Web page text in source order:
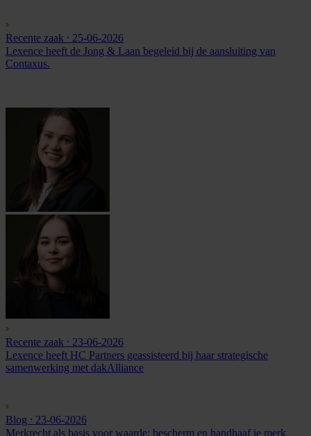
Recente zaak ⸱ 25-06-2026
Lexence heeft de Jong & Laan begeleid bij de aansluiting van
Contaxus.
Recente zaak ⸱ 23-06-2026
Lexence heeft HC Partners geassisteerd bij haar strategische
samenwerking met dakAlliance
Blog ⸱ 23-06-2026
Merkrecht als basis voor waarde: bescherm en handhaaf je merk